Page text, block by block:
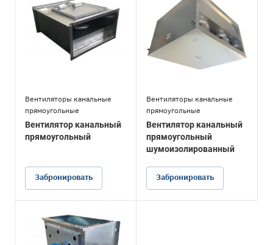
Вентиляторы канальные
прямоугольные
Вентилятор канальный
прямоугольный
Забронировать
Вентиляторы канальные
прямоугольные
Вентилятор канальный
прямоугольный
шумоизолированный
Забронировать